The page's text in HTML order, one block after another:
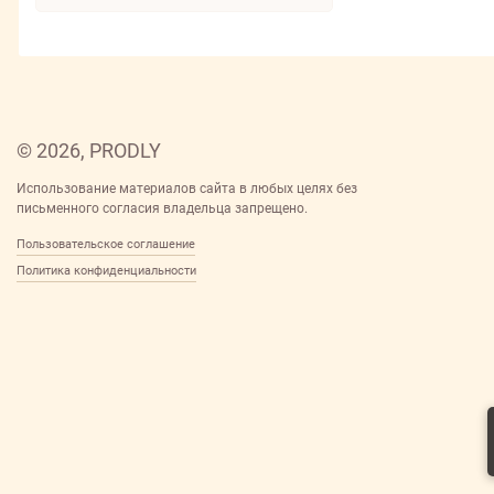
The Act
АЛИСА
ГАДКИЙ Я
ДОКТОР СОЛЬМОРЕЙ
Дав
ЭКТ
© 2026, PRODLY
Использование материалов сайта в любых целях без
письменного согласия владельца запрещено.
Пользовательское соглашение
Политика конфиденциальности